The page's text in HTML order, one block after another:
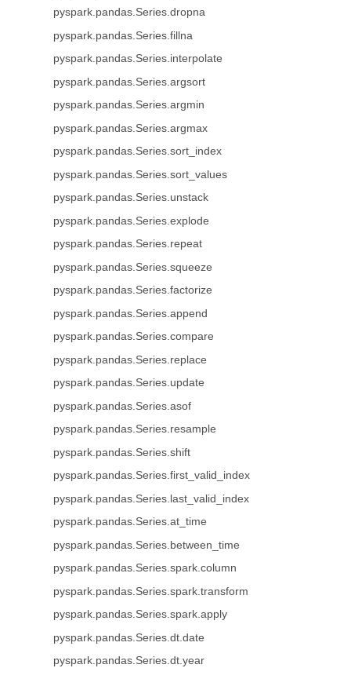
pyspark.pandas.Series.dropna
pyspark.pandas.Series.fillna
pyspark.pandas.Series.interpolate
pyspark.pandas.Series.argsort
pyspark.pandas.Series.argmin
pyspark.pandas.Series.argmax
pyspark.pandas.Series.sort_index
pyspark.pandas.Series.sort_values
pyspark.pandas.Series.unstack
pyspark.pandas.Series.explode
pyspark.pandas.Series.repeat
pyspark.pandas.Series.squeeze
pyspark.pandas.Series.factorize
pyspark.pandas.Series.append
pyspark.pandas.Series.compare
pyspark.pandas.Series.replace
pyspark.pandas.Series.update
pyspark.pandas.Series.asof
pyspark.pandas.Series.resample
pyspark.pandas.Series.shift
pyspark.pandas.Series.first_valid_index
pyspark.pandas.Series.last_valid_index
pyspark.pandas.Series.at_time
pyspark.pandas.Series.between_time
pyspark.pandas.Series.spark.column
pyspark.pandas.Series.spark.transform
pyspark.pandas.Series.spark.apply
pyspark.pandas.Series.dt.date
pyspark.pandas.Series.dt.year